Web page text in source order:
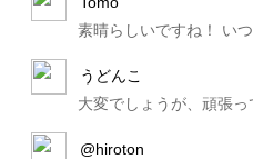
素晴らしいですね！ い
うどんこ
大変でしょうが、頑張
@hiroton